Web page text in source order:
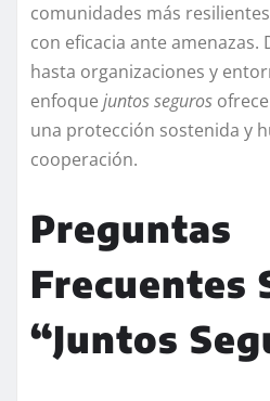
comunidades más
con eficacia ante amenazas.
hasta organizaciones y
enfoque juntos seguros
una protección sostenida y
cooperación.
Preguntas
Frecuentes
“Juntos